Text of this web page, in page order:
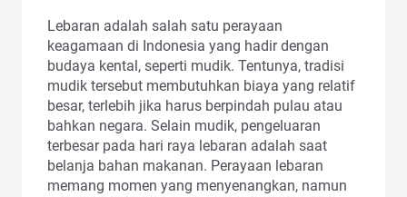
Lebaran adalah salah satu perayaan
keagamaan di Indonesia yang hadir dengan
budaya kental, seperti mudik. Tentunya, tradisi
mudik tersebut membutuhkan biaya yang relatif
besar, terlebih jika harus berpindah pulau atau
bahkan negara. Selain mudik, pengeluaran
terbesar pada hari raya lebaran adalah saat
belanja bahan makanan. Perayaan lebaran
memang momen yang menyenangkan, namun